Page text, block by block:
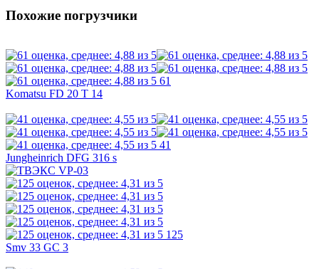
Похожие погрузчики
61
Komatsu FD 20 T 14
41
Jungheinrich DFG 316 s
125
Smv 33 GC 3